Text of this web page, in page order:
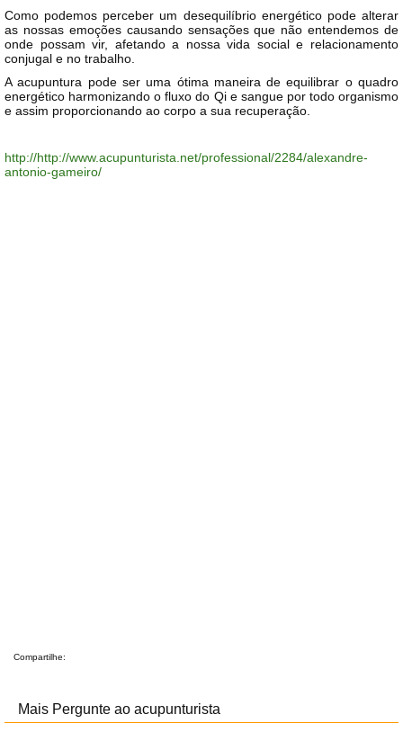
Como podemos perceber um desequilíbrio energético pode alterar
as nossas emoções causando sensações que não entendemos de
onde possam vir, afetando a nossa vida social e relacionamento
conjugal e no trabalho.
A acupuntura pode ser uma ótima maneira de equilibrar o quadro
energético harmonizando o fluxo do Qi e sangue por todo organismo
e assim proporcionando ao corpo a sua recuperação.
http://http://www.acupunturista.net/professional/2284/alexandre-
antonio-gameiro/
Compartilhe:
Mais Pergunte ao acupunturista